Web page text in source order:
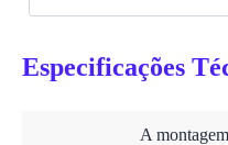
Especificações
A